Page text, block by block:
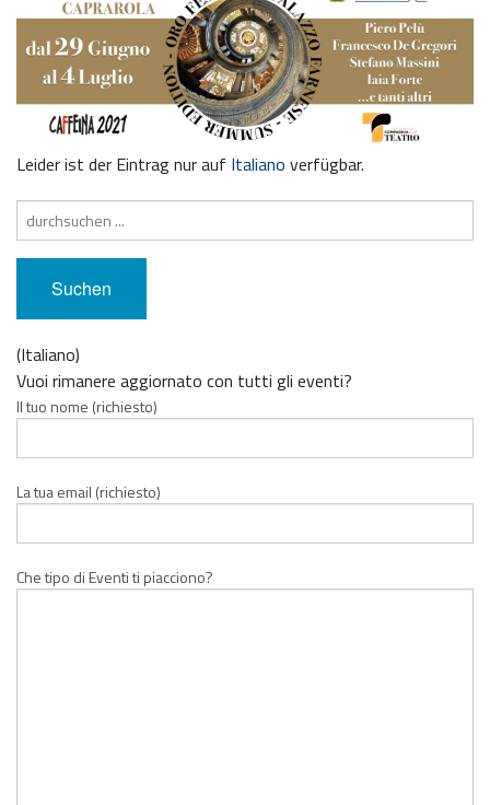
Leider ist der Eintrag nur auf Italiano verfügbar.
Suche
nach:
(Italiano)
Vuoi rimanere aggiornato con tutti gli eventi?
Il tuo nome (richiesto)
La tua email (richiesto)
Che tipo di Eventi ti piacciono?